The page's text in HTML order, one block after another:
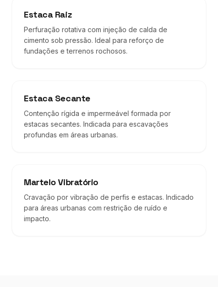
Estaca Raiz
Perfuração rotativa com injeção de calda de
cimento sob pressão. Ideal para reforço de
fundações e terrenos rochosos.
Estaca Secante
Contenção rígida e impermeável formada por
estacas secantes. Indicada para escavações
profundas em áreas urbanas.
Martelo Vibratório
Cravação por vibração de perfis e estacas. Indicado
para áreas urbanas com restrição de ruído e
impacto.